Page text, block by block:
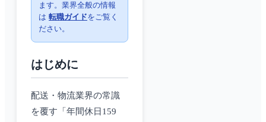
ます。業界全般の情報
は 転職ガイドをご覧く
ださい。
はじめに
配送・物流業界の常識
を覆す「年間休日159